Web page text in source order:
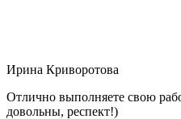
Ирина Криворотова
Отлично выполняете свою
довольны, респект!)